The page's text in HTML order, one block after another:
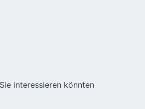
interessieren könnten